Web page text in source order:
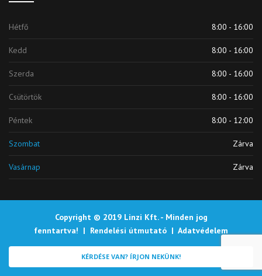
Hétfő 8:00 - 16:00
Kedd 8:00 - 16:00
Szerda 8:00 - 16:00
Csütörtök 8:00 - 16:00
Péntek 8:00 - 12:00
Szombat Zárva
Vasárnap Zárva
Copyright © 2019 Linzi Kft. - Minden jog
fenntartva! | Rendelési útmutató | Adatvédelem
KÉRDÉSE VAN? ÍRJON NEKÜNK!